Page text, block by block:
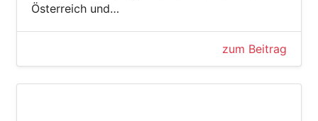
Österreich und…
zum Beitrag